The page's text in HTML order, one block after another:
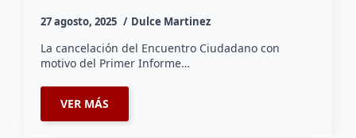
27 agosto, 2025 Dulce Martinez
La cancelación del Encuentro Ciudadano con
motivo del Primer Informe…
VER MÁS